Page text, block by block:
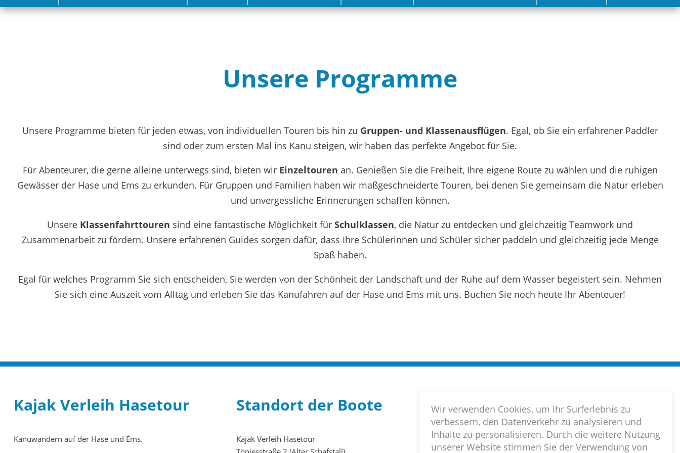
Unsere Programme
Unsere Programme bieten für jeden etwas, von individuellen Touren bis hin zu Gruppen- und Klassenausflügen. Egal, ob Sie ein erfahrener Paddler
sind oder zum ersten Mal ins Kanu steigen, wir haben das perfekte Angebot für Sie.
Für Abenteurer, die gerne alleine unterwegs sind, bieten wir Einzeltouren an. Genießen Sie die Freiheit, Ihre eigene Route zu wählen und die ruhigen
Gewässer der Hase und Ems zu erkunden. Für Gruppen und Familien haben wir maßgeschneiderte Touren, bei denen Sie gemeinsam die Natur erleben
und unvergessliche Erinnerungen schaffen können.
Unsere Klassenfahrttouren sind eine fantastische Möglichkeit für Schulklassen, die Natur zu entdecken und gleichzeitig Teamwork und
Zusammenarbeit zu fördern. Unsere erfahrenen Guides sorgen dafür, dass Ihre Schülerinnen und Schüler sicher paddeln und gleichzeitig jede Menge
Spaß haben.
Egal für welches Programm Sie sich entscheiden, Sie werden von der Schönheit der Landschaft und der Ruhe auf dem Wasser begeistert sein. Nehmen
Sie sich eine Auszeit vom Alltag und erleben Sie das Kanufahren auf der Hase und Ems mit uns. Buchen Sie noch heute Ihr Abenteuer!
Kajak Verleih Hasetour
Kanuwandern auf der Hase und Ems.
Standort der Boote
Kajak Verleih Hasetour
Social Media
Bleiben Sie auf dem Laufenden. Folgen Sie uns auf
Wir verwenden Cookies, um Ihr Surferlebnis zu
verbessern, den Datenverkehr zu analysieren und
Inhalte zu personalisieren. Durch die weitere Nutzung
unserer Website stimmen Sie der Verwendung von